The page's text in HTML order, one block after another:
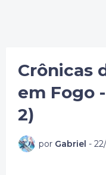
Crônicas
em Fogo
2)
por Gabriel -